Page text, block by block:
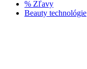
% Zľavy
Beauty technológie